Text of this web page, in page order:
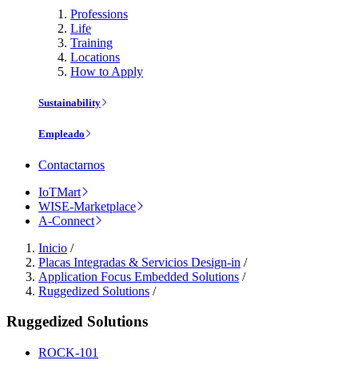
Professions
Life
Training
Locations
How to Apply
Sustainability
Empleado
Contactarnos
IoTMart
WISE-Marketplace
A-Connect
Inicio /
Placas Integradas & Servicios Design-in /
Application Focus Embedded Solutions /
Ruggedized Solutions /
Ruggedized Solutions
ROCK-101